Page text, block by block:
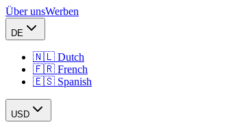
Über unsWerben
DE
🇳🇱 Dutch
🇫🇷 French
🇪🇸 Spanish
USD